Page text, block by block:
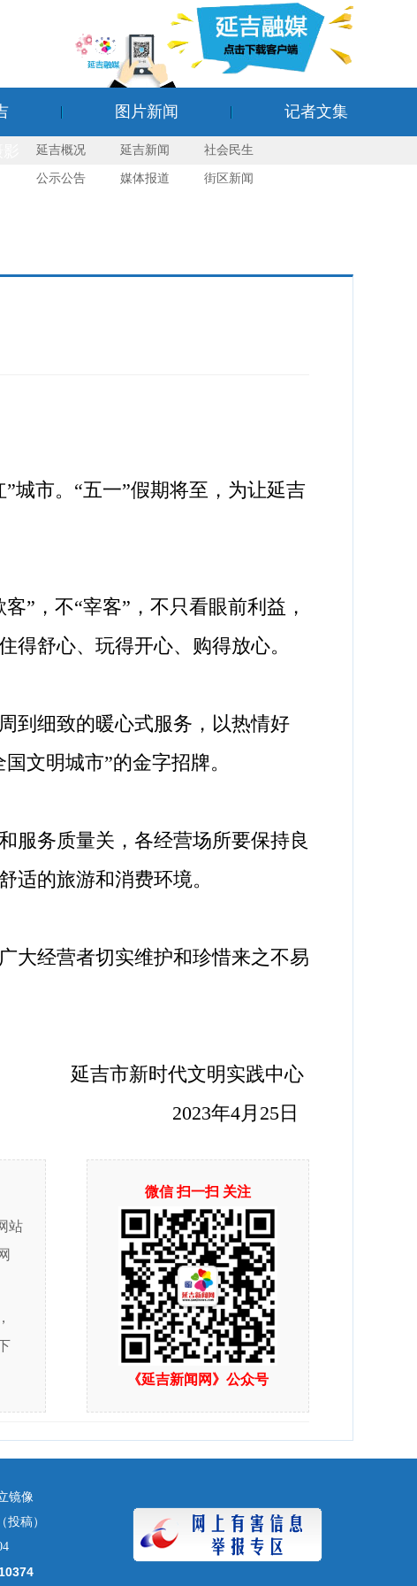
图片新闻 记者文集
延吉概况 延吉新闻 社会民生
公示公告 媒体报道 街区新闻
市。“五一”假期将至，为让延吉
，不“宰客”，不只看眼前利益，
舒心、玩得开心、购得放心。
细致的暖心式服务，以热情好
文明城市”的金字招牌。
务质量关，各经营场所要保持良
适的旅游和消费环境。
经营者切实维护和珍惜来之不易
延吉市新时代文明实践中心
2023年4月25日
微信 扫一扫 关注
《延吉新闻网》公众号
站
镜像
投稿）